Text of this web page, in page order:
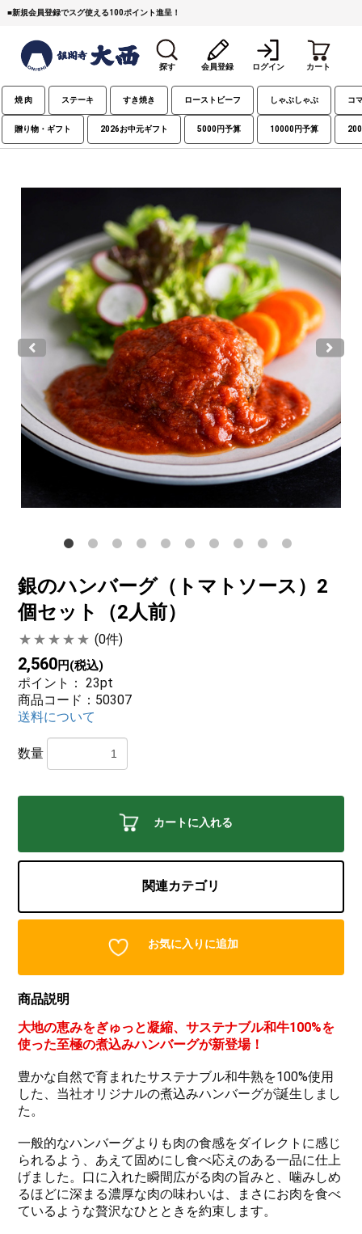
■新規会員登録でスグ使える100ポイント進呈！
探す
焼 肉
しゃぶしゃぶ コマ切れミンチ ローストビーフ
焼豚など（豚肉の加工
品）
牛丼など（牛肉の加工
品）
カレー・コロッケ・ハン
バーグ
タレ類 村沢牛 京丹波平井牛
サステナブル・和牛
（熟）
千代幻豚 贈り物・ギフト
会員登録 ログイン カート
焼 肉 ステーキ すき焼き ローストビーフ しゃぶしゃぶ コ
贈り物・ギフト 2026お中元ギフト 5000円予算 10000円予算
銀のハンバーグ（トマトソース）2
個セット（2人前）
(0件)
2,560円(税込)
ポイント：23pt
商品コード：50307
送料について
数量
カートに入れる
関連カテゴリ
お気に入りに追加
商品説明
大地の恵みをぎゅっと凝縮、サステナブル和牛100%を
使った至極の煮込みハンバーグが新登場！
豊かな自然で育まれたサステナブル和牛熟を100%使用
した、当社オリジナルの煮込みハンバーグが誕生しまし
た。
一般的なハンバーグよりも肉の食感をダイレクトに感じ
られるよう、あえて固めにし食べ応えのある一品に仕上
げました。口に入れた瞬間広がる肉の旨みと、噛みしめ
るほどに深まる濃厚な肉の味わいは、まさにお肉を食べ
ているような贅沢なひとときを約束します。